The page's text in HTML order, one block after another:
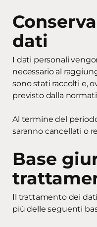
dati
I dati personali
necessario al
sono stati raccolti e,
previsto dalla
Al termine del
saranno cancellati o
Base
Il trattamento dei
più delle seguenti